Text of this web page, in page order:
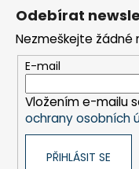
Odebírat
Nezmeškejte žádné
E-mail
Vložením e-mailu
ochrany osobních
PŘIHLÁSIT SE